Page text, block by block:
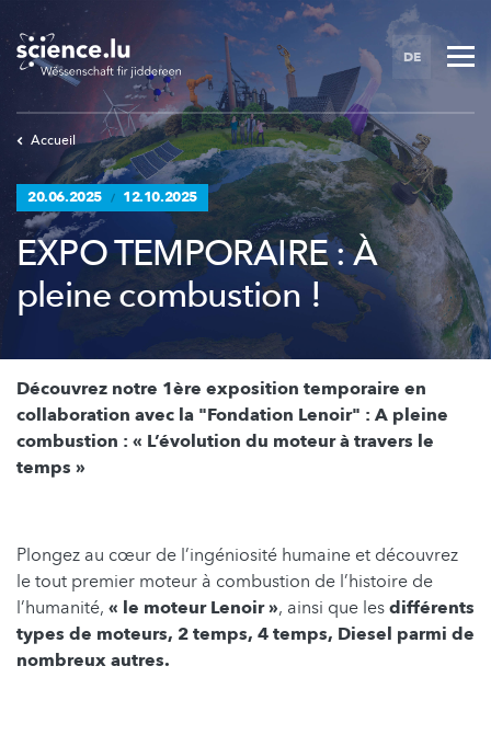
to
main
content
DE
Accueil
20.06.2025 / 12.10.2025
EXPO TEMPORAIRE : À
pleine combustion !
Découvrez notre 1ère exposition temporaire en
collaboration avec la "Fondation Lenoir" : A pleine
combustion : « L’évolution du moteur à travers le
temps »
Plongez au cœur de l’ingéniosité humaine et découvrez
le tout premier moteur à combustion de l’histoire de
l’humanité, « le moteur Lenoir », ainsi que lesdifférents
types de moteurs, 2 temps, 4 temps, Diesel parmi de
nombreux autres.